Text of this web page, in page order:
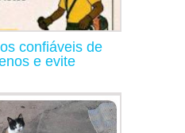
confiáveis de
e evite